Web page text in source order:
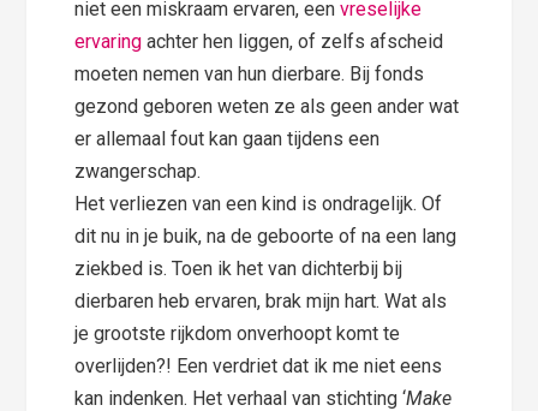
niet een miskraam ervaren, eenvreselijke
ervaring achter hen liggen, of zelfs afscheid
moeten nemen van hun dierbare. Bij fonds
gezond geboren weten ze als geen ander wat
er allemaal fout kan gaan tijdens een
zwangerschap.
Het verliezen van een kind is ondragelijk. Of
dit nu in je buik, na de geboorte of na een lang
ziekbed is. Toen ik het van dichterbij bij
dierbaren heb ervaren, brak mijn hart. Wat als
je grootste rijkdom onverhoopt komt te
overlijden?! Een verdriet dat ik me niet eens
kan indenken. Het verhaal van stichting ‘Make